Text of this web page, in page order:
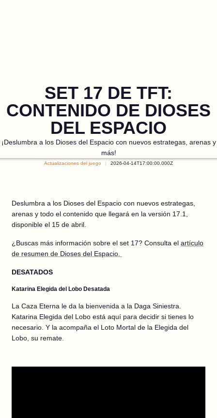
SET 17 DE TFT:
CONTENIDO DE DIOSES
DEL ESPACIO
¡Deslumbra a los Dioses del Espacio con nuevos estrategas, arenas y
más!
Actualizaciones del juego 2026-04-14T17:00:00.000Z
Deslumbra a los Dioses del Espacio con nuevos estrategas,
arenas y todo el contenido que llegará en la versión 17.1,
disponible el 15 de abril.
¿Buscas más información sobre el set 17? Consulta el artículo
de resumen de Dioses del Espacio.
DESATADOS
Katarina Elegida del Lobo Desatada
La Caza Eterna le da la bienvenida a la Daga Siniestra.
Katarina Elegida del Lobo está aquí para decidir si tienes lo
necesario. Y la acompaña el Loto Mortal de la Elegida del
Lobo, su remate.